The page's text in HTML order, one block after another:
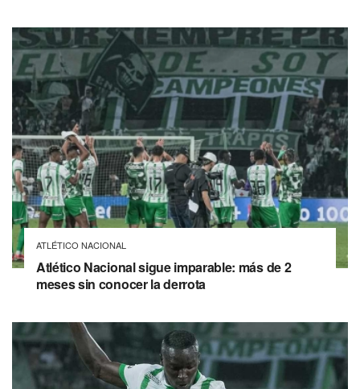
ATLÉTICO NACIONAL
Atlético Nacional sigue imparable: más de 2
meses sin conocer la derrota